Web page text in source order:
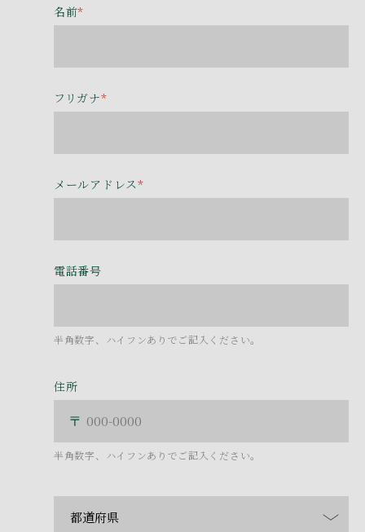
名前*
フリガナ*
メールアドレス*
電話番号
半角数字、ハイフンありでご記入ください。
住所
半角数字、ハイフンありでご記入ください。